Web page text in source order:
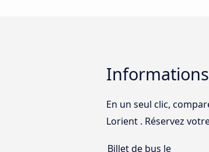
En un seul clic,
Lorient . Réservez
Billet de bus le